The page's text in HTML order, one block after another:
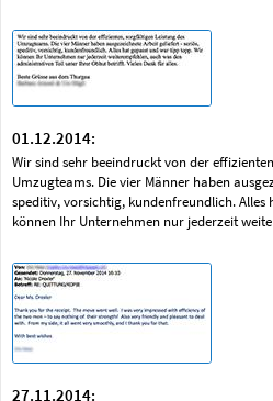
01.12.2014:
Wir sind sehr beeindruckt von der
Umzugteams. Die vier Männer haben
speditiv, vorsichtig, kundenfreundlich.
können Ihr Unternehmen nur jederzeit
27.11.2014: